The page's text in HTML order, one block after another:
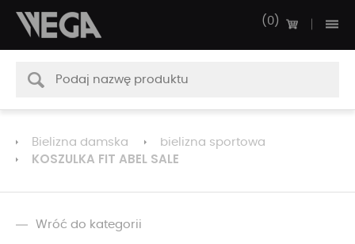
0
Bielizna damska bielizna sportowa
KOSZULKA FIT ABEL SALE
Wróć do kategorii